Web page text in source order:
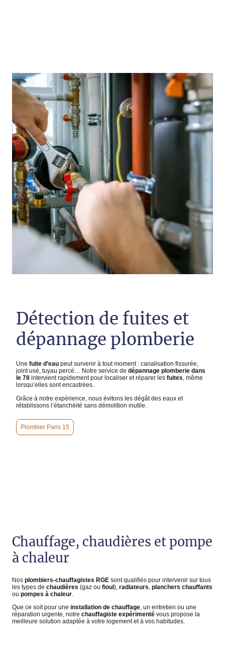
Détection de fuites et
dépannage plomberie
Une fuite d’eau peut survenir à tout moment : canalisation fissurée,
joint usé, tuyau percé… Notre service de dépannage plomberie dans
le 78 intervient rapidement pour localiser et réparer les fuites, même
lorsqu’elles sont encastrées.
Grâce à notre expérience, nous évitons les dégât des eaux et
rétablissons l’étanchéité sans démolition inutile.
Plombier Paris 15
Chauffage, chaudières et pompe
à chaleur
Nos plombiers-chauffagistes RGE sont qualifiés pour intervenir sur tous
les types de chaudières (gaz ou fioul), radiateurs, planchers chauffants
ou pompes à chaleur.
Que ce soit pour une installation de chauffage, un entretien ou une
réparation urgente, notre chauffagiste expérimenté vous propose la
meilleure solution adaptée à votre logement et à vos habitudes.